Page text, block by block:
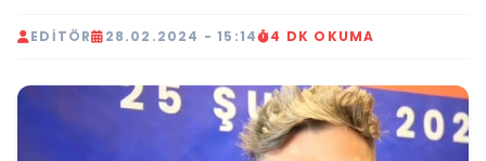
EDITÖR 28.02.2024 - 15:14 4 DK OKUMA